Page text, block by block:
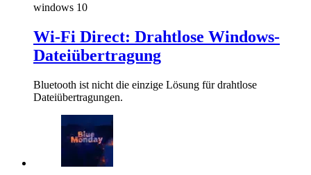
windows 10
Wi-Fi Direct: Drahtlose Windows-
Dateiübertragung
Bluetooth ist nicht die einzige Lösung für drahtlose
Dateiübertragungen.